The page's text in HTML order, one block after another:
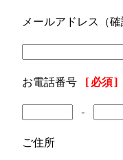
メールアドレス（確
お電話番号 [必須]
-
ご住所